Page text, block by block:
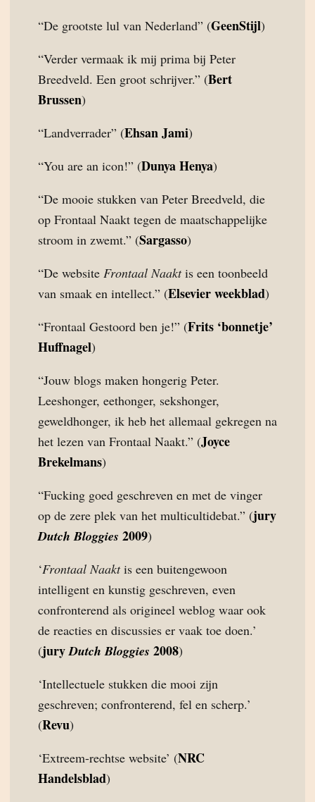
“De grootste lul van Nederland” (GeenStijl)
“Verder vermaak ik mij prima bij Peter
Breedveld. Een groot schrijver.” (Bert
Brussen)
“Landverrader” (Ehsan Jami)
“You are an icon!” (Dunya Henya)
“De mooie stukken van Peter Breedveld, die
op Frontaal Naakt tegen de maatschappelijke
stroom in zwemt.” (Sargasso)
“De website Frontaal Naaktis een toonbeeld
van smaak en intellect.” (Elsevier weekblad)
“Frontaal Gestoord ben je!” (Frits ‘bonnetje’
Huffnagel)
“Jouw blogs maken hongerig Peter.
Leeshonger, eethonger, sekshonger,
geweldhonger, ik heb het allemaal gekregen na
het lezen van Frontaal Naakt.” (Joyce
Brekelmans)
“Fucking goed geschreven en met de vinger
op de zere plek van het multicultidebat.” (jury
Dutch Bloggies 2009)
‘Frontaal Naaktis een buitengewoon
intelligent en kunstig geschreven, even
confronterend als origineel weblog waar ook
de reacties en discussies er vaak toe doen.’
(juryDutch Bloggies 2008)
‘Intellectuele stukken die mooi zijn
geschreven; confronterend, fel en scherp.’
(Revu)
‘Extreem-rechtse website’ (NRC
Handelsblad)